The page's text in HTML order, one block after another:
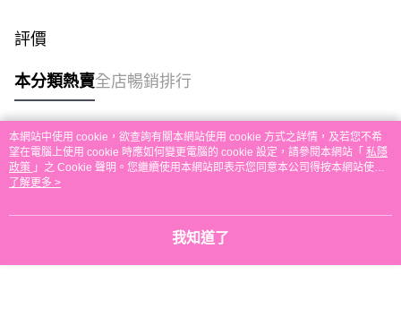
免運費
其他地區配送
評價
本分類熱賣全店暢銷排行
熱門標籤
熱銷排行
本網站中使用 cookie，欲查詢有關本網站使用 cookie 方式之詳情，及若您不希
望在電腦上使用 cookie 時應如何變更電腦的 cookie 設定，請參閱本網站「 私隱
政策 」之 Cookie 聲明。您繼續使用本網站即表示您同意本公司得按本網站使用
條款之 Cookie 聲明使用 cookie。
了解更多 >
我知道了